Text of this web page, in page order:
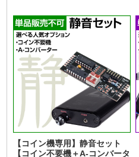
【コイン機専用】静音セット
【コイン不要機＋A-コンバータ